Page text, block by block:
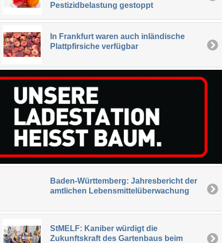
Pestizidbelastung gestoppt
In Frankfurt waren auch inländische
Plattpfirsiche verfügbar
Baden-Württemberg: Jahresbericht der
amtlichen Lebensmittelüberwachung
StMELF: Kaniber würdigt die
Zukunftskraft des Gartenbaus beim